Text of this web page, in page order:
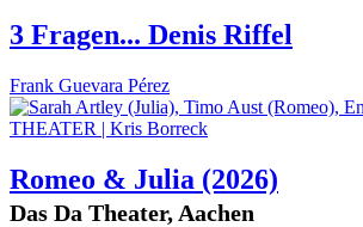
3 Fragen... Denis Riffel
Frank Guevara Pérez
Romeo & Julia (2026)
Das Da Theater, Aachen